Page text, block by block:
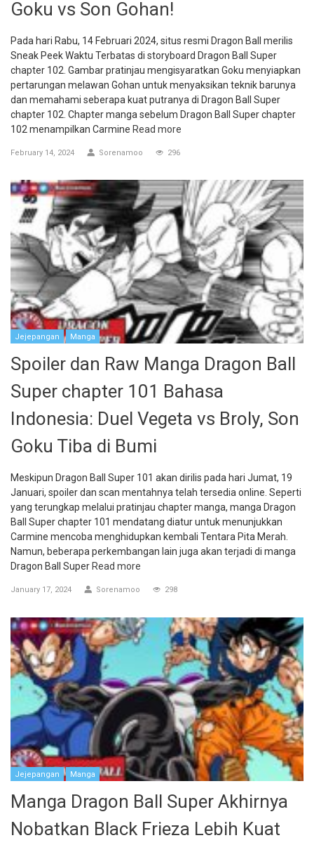
Goku vs Son Gohan!
Pada hari Rabu, 14 Februari 2024, situs resmi Dragon Ball merilis
Sneak Peek Waktu Terbatas di storyboard Dragon Ball Super
chapter 102. Gambar pratinjau mengisyaratkan Goku menyiapkan
pertarungan melawan Gohan untuk menyaksikan teknik barunya
dan memahami seberapa kuat putranya di Dragon Ball Super
chapter 102. Chapter manga sebelum Dragon Ball Super chapter
102 menampilkan Carmine Read more
February 14, 2024 Sorenamoo 296
Jejepangan Manga
Spoiler dan Raw Manga Dragon Ball
Super chapter 101 Bahasa
Indonesia: Duel Vegeta vs Broly, Son
Goku Tiba di Bumi
Meskipun Dragon Ball Super 101 akan dirilis pada hari Jumat, 19
Januari, spoiler dan scan mentahnya telah tersedia online. Seperti
yang terungkap melalui pratinjau chapter manga, manga Dragon
Ball Super chapter 101 mendatang diatur untuk menunjukkan
Carmine mencoba menghidupkan kembali Tentara Pita Merah.
Namun, beberapa perkembangan lain juga akan terjadi di manga
Dragon Ball Super Read more
January 17, 2024 Sorenamoo 298
Jejepangan Manga
Manga Dragon Ball Super Akhirnya
Nobatkan Black Frieza Lebih Kuat